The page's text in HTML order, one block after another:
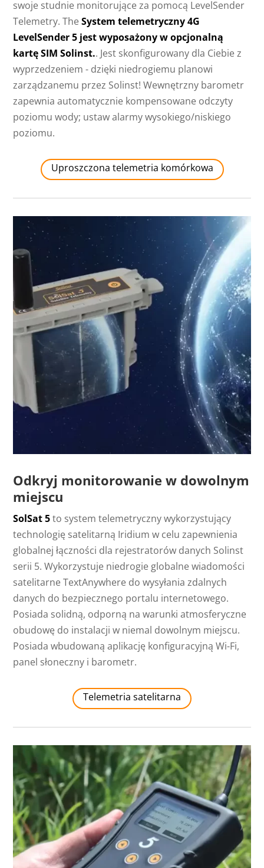
swoje studnie monitorujące za pomocą LevelSender
Telemetry. TheSystem telemetryczny 4G
LevelSender 5 jest wyposażony w opcjonalną
kartę SIM Solinst.. Jest skonfigurowany dla Ciebie z
wyprzedzeniem - dzięki niedrogiemu planowi
zarządzanemu przez Solinst! Wewnętrzny barometr
zapewnia automatycznie kompensowane odczyty
poziomu wody; ustaw alarmy wysokiego/niskiego
poziomu.
Uproszczona telemetria komórkowa
Odkryj monitorowanie w dowolnym
miejscu
SolSat 5to system telemetryczny wykorzystujący
technologię satelitarną Iridium w celu zapewnienia
globalnej łączności dla rejestratorów danych Solinst
serii 5. Wykorzystuje niedrogie globalne wiadomości
satelitarne TextAnywhere do wysyłania zdalnych
danych do bezpiecznego portalu internetowego.
Posiada solidną, odporną na warunki atmosferyczne
obudowę do instalacji w niemal dowolnym miejscu.
Posiada wbudowaną aplikację konfiguracyjną Wi-Fi,
panel słoneczny i barometr.
Telemetria satelitarna